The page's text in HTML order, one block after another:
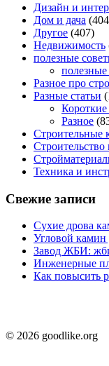
Дизайн и
Дом и дача
Другое (407)
Недвижимость
полезные
Разное про
Разные статьи
Короткие
Разное
Строительные
Строительство
Техника и
Свежие записи
Сухие дрова
Угловой камин
Завод ЖБИ:
Инженерные
Как повысить
© 2026 goodlike.org